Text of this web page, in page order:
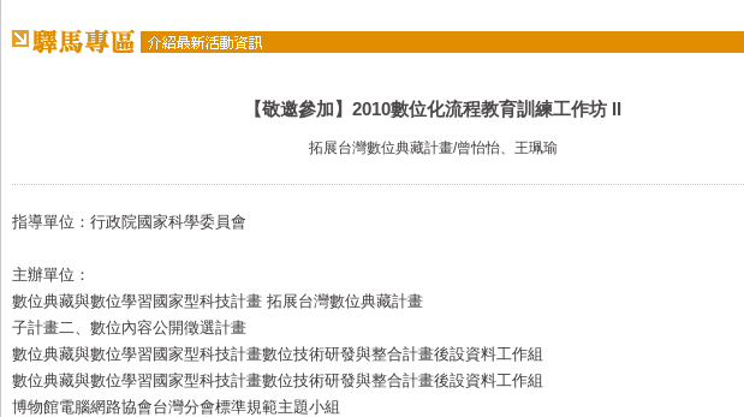
【敬邀參加】2010數位化流程教育訓練工作坊 II
拓展台灣數位典藏計畫/曾怡怡、王珮瑜
指導單位：行政院國家科學委員會
主辦單位：
數位典藏與數位學習國家型科技計畫 拓展台灣數位典藏計畫
子計畫二、數位內容公開徵選計畫
數位典藏與數位學習國家型科技計畫數位技術研發與整合計畫後設資料工作組
數位典藏與數位學習國家型科技計畫數位技術研發與整合計畫後設資料工作組
博物館電腦網路協會台灣分會標準規範主題小組